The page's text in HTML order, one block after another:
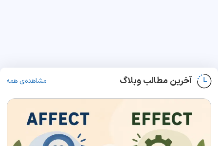
آخرین مطالب وبلاگ مشاهده‌ی همه